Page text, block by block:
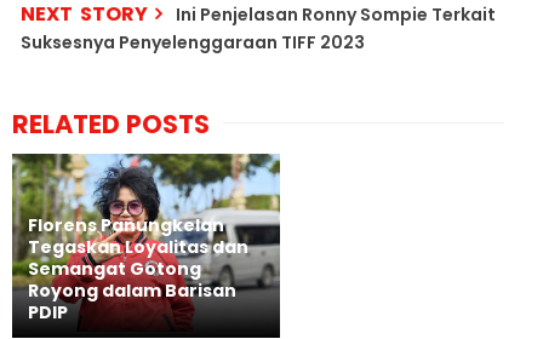
NEXT STORY
Ini Penjelasan Ronny Sompie Terkait
Suksesnya Penyelenggaraan TIFF 2023
RELATED POSTS
Florens Panungkelan
Tegaskan Loyalitas dan
Semangat Gotong
Royong dalam Barisan
PDIP